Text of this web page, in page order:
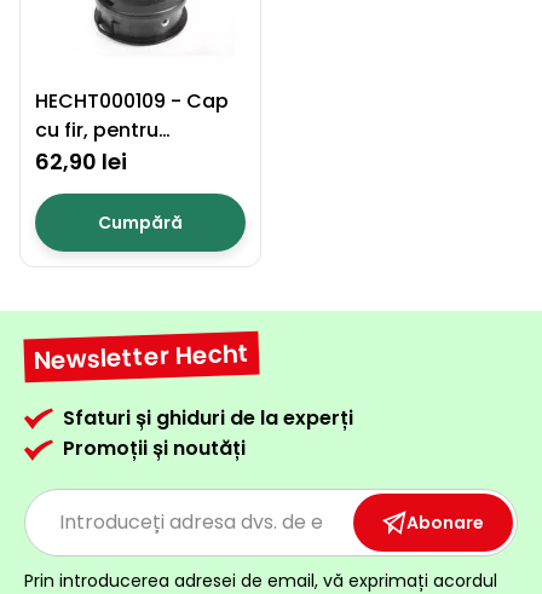
HECHT000109 - Cap
cu fir, pentru
motocoase
62,90 lei
Cumpără
Newsletter Hecht
Sfaturi și ghiduri de la experți
Promoții și noutăți
Abonare
Prin introducerea adresei de email, vă exprimați acordul